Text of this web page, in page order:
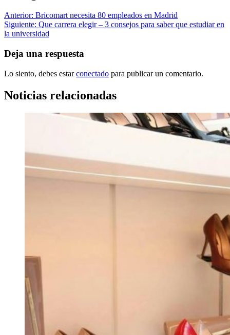
Anterior: Bricomart necesita 80 empleados en Madrid
Siguiente: Que carrera elegir – 3 consejos para saber que estudiar en
la universidad
Deja una respuesta
Lo siento, debes estarconectado para publicar un comentario.
Noticias relacionadas